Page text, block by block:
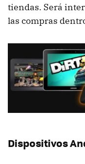
tiendas. Será
las compras
Dispositivos